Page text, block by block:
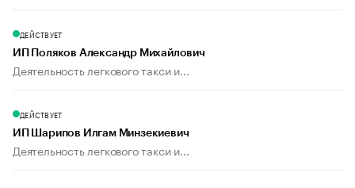
ДЕЙСТВУЕТ
ИП Поляков Александр Михайлович
Деятельность легкового такси и...
ДЕЙСТВУЕТ
ИП Шарипов Илгам Минзекиевич
Деятельность легкового такси и...